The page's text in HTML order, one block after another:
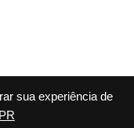
sua experiência de